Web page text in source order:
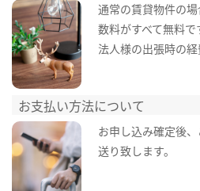
通常の賃貸物件の
数料がすべて無料で
法人様の出張時の経
お支払い方法について
お申し込み確定後
送り致します。